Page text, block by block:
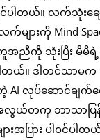
င်ပါတယ်။ လက်သုံးချ
ားကို Mind
အညီကို သုံးပြီး မိမိ
တယ်။ ဒါတင်သာမက
ာတဲ့ AI လုပ်ဆောင်
ယ်တကူ ဘာသာပြန်
အပြား ပါဝင်ပါတ